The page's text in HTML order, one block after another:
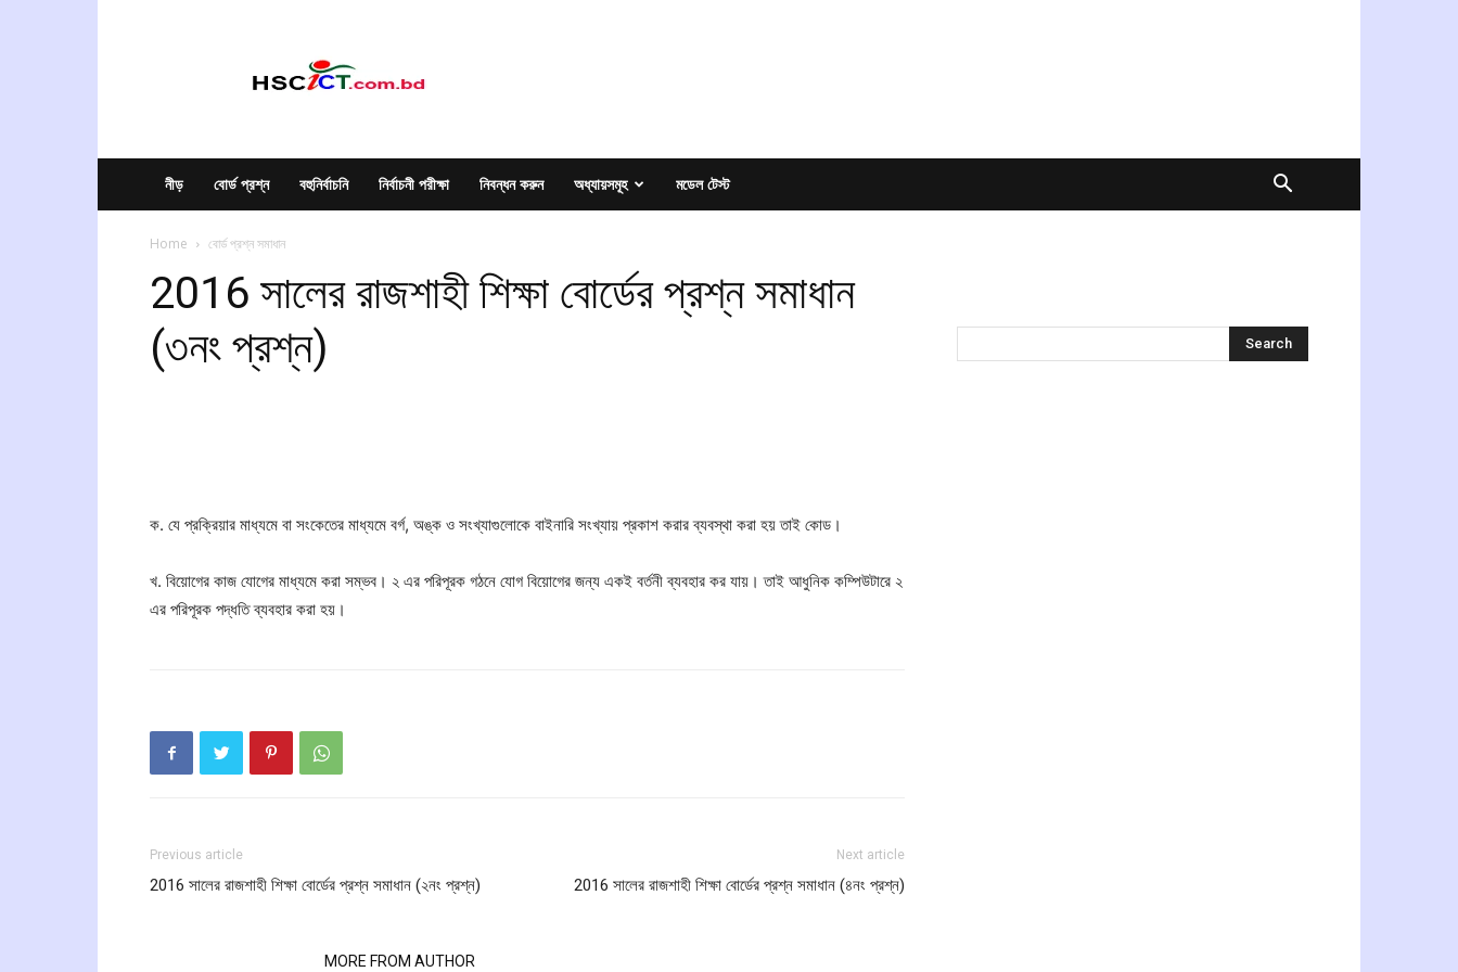
নীড় বোর্ড প্রশ্ন বহুনির্বাচনি নির্বাচনী পরীক্ষা নিবন্ধন করুন অধ্যায়সমূহ মডেল টেস্ট
Home বোর্ড প্রশ্ন সমাধান
2016 সালের রাজশাহী শিক্ষা বোর্ডের প্রশ্ন সমাধান
(৩নং প্রশ্ন)
ক. যে প্রক্রিয়ার মাধ্যমে বা সংকেতের মাধ্যমে বর্গ, অঙ্ক ও সংখ্যাগুলোকে বাইনারি সংখ্যায় প্রকাশ করার ব্যবস্থা করা হয় তাই কোড।
খ. বিয়োগের কাজ যোগের মাধ্যমে করা সম্ভব। ২ এর পরিপূরক গঠনে যোগ বিয়োগের জন্য একই বর্তনী ব্যবহার কর যায়। তাই আধুনিক কম্পিউটারে ২
এর পরিপূরক পদ্ধতি ব্যবহার করা হয়।
Previous article
2016 সালের রাজশাহী শিক্ষা বোর্ডের প্রশ্ন সমাধান (২নং প্রশ্ন)
Next article
2016 সালের রাজশাহী শিক্ষা বোর্ডের প্রশ্ন সমাধান (৪নং প্রশ্ন)
MORE FROM AUTHOR